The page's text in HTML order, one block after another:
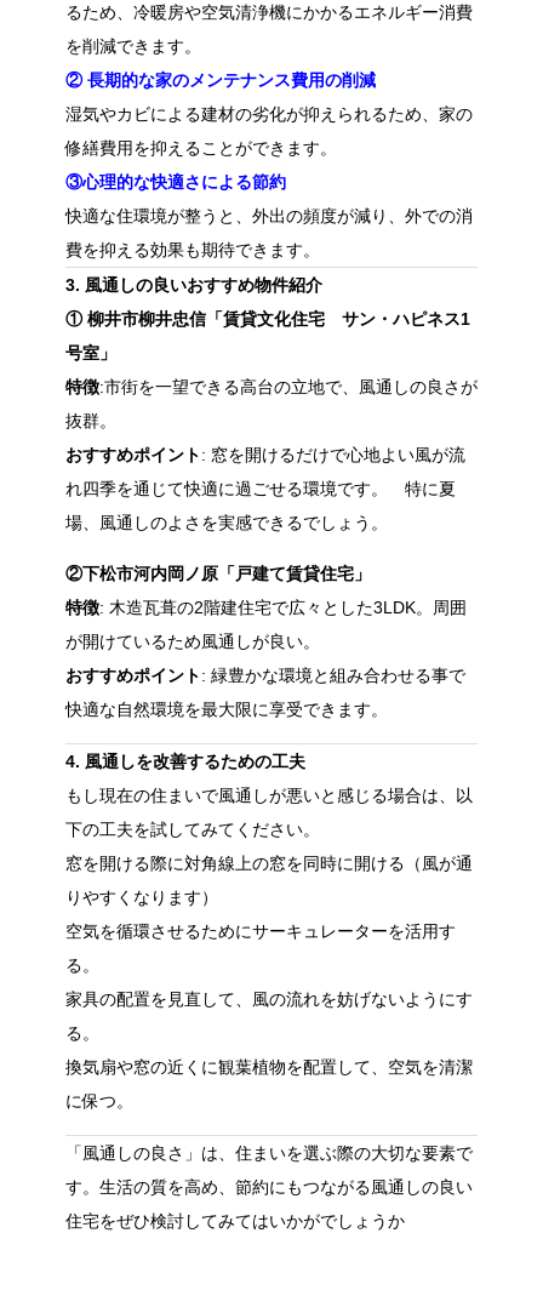
るため、冷暖房や空気清浄機にかかるエネルギー消費
を削減できます。
② 長期的な家のメンテナンス費用の削減
湿気やカビによる建材の劣化が抑えられるため、家の
修繕費用を抑えることができます。
③心理的な快適さによる節約
快適な住環境が整うと、外出の頻度が減り、外での消
費を抑える効果も期待できます。
3. 風通しの良いおすすめ物件紹介
① 柳井市柳井忠信「賃貸文化住宅 サン・ハピネス1
号室」
特徴:市街を一望できる高台の立地で、風通しの良さが
抜群。
おすすめポイント: 窓を開けるだけで心地よい風が流
れ四季を通じて快適に過ごせる環境です。 特に夏
場、風通しのよさを実感できるでしょう。
②下松市河内岡ノ原「戸建て賃貸住宅」
特徴: 木造瓦葺の2階建住宅で広々とした3LDK。周囲
が開けているため風通しが良い。
おすすめポイント: 緑豊かな環境と組み合わせる事で
快適な自然環境を最大限に享受できます。
4. 風通しを改善するための工夫
もし現在の住まいで風通しが悪いと感じる場合は、以
下の工夫を試してみてください。
窓を開ける際に対角線上の窓を同時に開ける （風が通
りやすくなります）
空気を循環させるためにサーキュレーターを活用す
る。
家具の配置を見直して、風の流れを妨げないようにす
る。
換気扇や窓の近くに観葉植物を配置して、空気を清潔
に保つ。
「風通しの良さ」は、住まいを選ぶ際の大切な要素で
す。生活の質を高め、節約にもつながる風通しの良い
住宅をぜひ検討してみてはいかがでしょうか